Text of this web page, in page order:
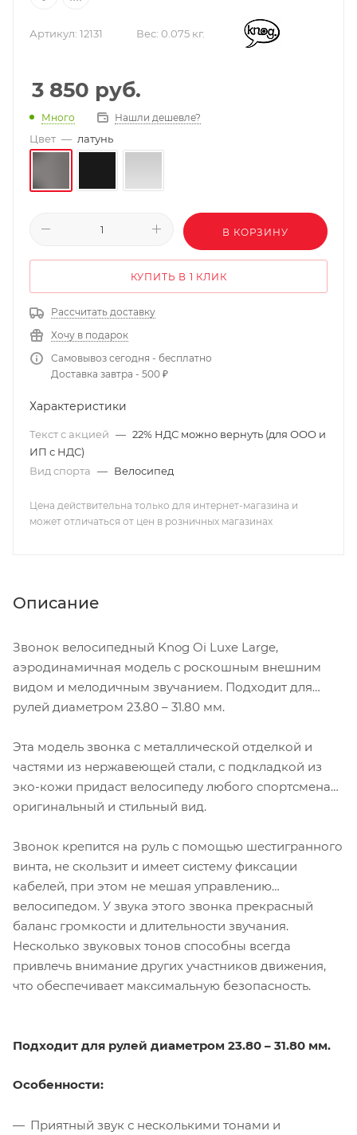
Артикул: 12131 Вес: 0.075 кг.
3 850 руб.
Много Нашли дешевле?
Цвет — латунь
В КОРЗИНУ
КУПИТЬ В 1 КЛИК
Рассчитать доставку
Хочу в подарок
Самовывоз сегодня - бесплатно
Доставка завтра - 500 ₽
Характеристики
Текст с акцией — 22% НДС можно вернуть (для ООО и
ИП с НДС)
Вид спорта — Велосипед
Цена действительна только для интернет-магазина и
может отличаться от цен в розничных магазинах
Описание
Звонок велосипедный Knog Oi Luxe Large,
аэродинамичная модель с роскошным внешним
видом и мелодичным звучанием. Подходит для
рулей диаметром 23.80 – 31.80 мм.
Эта модель звонка с металлической отделкой и
частями из нержавеющей стали, с подкладкой из
эко-кожи придаст велосипеду любого спортсмена
оригинальный и стильный вид.
Звонок крепится на руль с помощью шестигранного
винта, не скользит и имеет систему фиксации
кабелей, при этом не мешая управлению
велосипедом. У звука этого звонка прекрасный
баланс громкости и длительности звучания.
Несколько звуковых тонов способны всегда
привлечь внимание других участников движения,
что обеспечивает максимальную безопасность.
Подходит для рулей диаметром 23.80 – 31.80 мм.
Особенности:
Приятный звук с несколькими тонами и